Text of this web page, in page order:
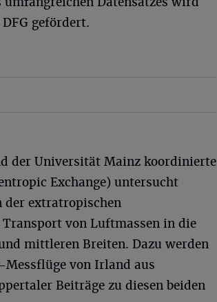
gefördert.
der Universität Mainz koordinierte
Exchange) untersucht
der extratropischen
von Luftmassen in die
mittleren Breiten. Dazu werden
Messflüge von Irland aus
Beiträge zu diesen beiden